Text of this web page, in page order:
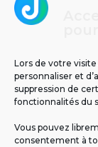
Lors de votre
personnaliser et
suppression de
fonctionnalités du
Vous pouvez
consentement à